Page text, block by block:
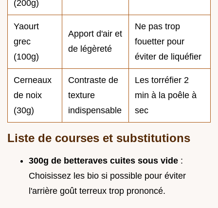
(200g)
Yaourt
grec
(100g)
Apport d'air et
de légèreté
Ne pas trop
fouetter pour
éviter de liquéfier
Cerneaux
de noix
(30g)
Contraste de
texture
indispensable
Les torréfier 2
min à la poêle à
sec
Liste de courses et substitutions
300g de betteraves cuites sous vide :
Choisissez les bio si possible pour éviter
l'arrière goût terreux trop prononcé.